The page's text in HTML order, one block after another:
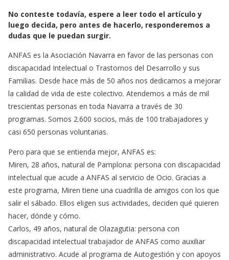
e
b
o
o
k
t
s
A
p
p
i
l
No conteste todavía, espere a leer todo el artículo y
luego decida, pero antes de hacerlo, responderemos a
dudas que le puedan surgir.
ANFAS es la Asociación Navarra en favor de las personas con
discapacidad Intelectual o Trastornos del Desarrollo y sus
Familias. Desde hace más de 50 años nos dedicamos a mejorar
la calidad de vida de este colectivo. Atendemos a más de mil
trescientas personas en toda Navarra a través de 30
programas. Somos 2.600 socios, más de 100 trabajadores y
casi 650 personas voluntarias.
Pero para que se entienda mejor, ANFAS es:
Miren, 28 años, natural de Pamplona: persona con discapacidad
intelectual que acude a ANFAS al servicio de Ocio. Gracias a
este programa, Miren tiene una cuadrilla de amigos con los que
salir el sábado. Ellos eligen sus actividades, deciden qué quieren
hacer, dónde y cómo.
Carlos, 49 años, natural de Olazagutia: persona con
discapacidad intelectual trabajador de ANFAS como auxiliar
administrativo. Acude al programa de Autogestión y con apoyos